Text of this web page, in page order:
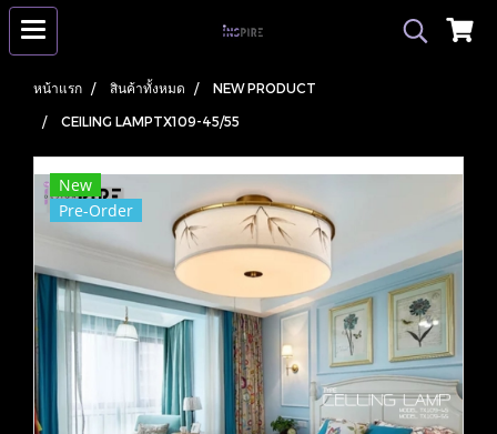
หน้าแรก สินค้าทั้งหมด NEW PRODUCT
CEILING LAMPTX109-45/55
New
Pre-Order